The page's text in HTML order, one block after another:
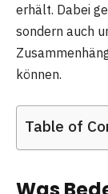
erhält. Dabei
sondern auch
können.
Table of